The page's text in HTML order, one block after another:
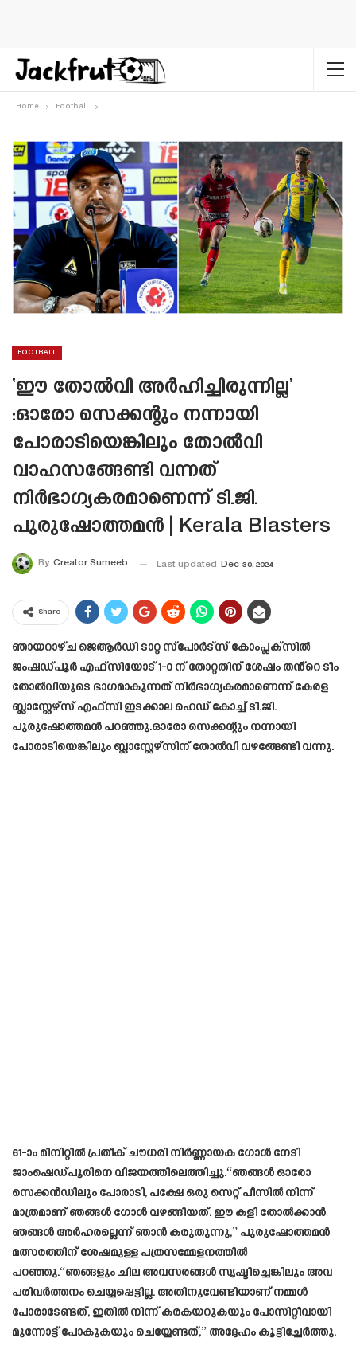
Home Football
FOOTBALL
‘ഈ തോൽവി അർഹിച്ചിരുന്നില്ല’
:ഓരോ സെക്കന്റും നന്നായി
പോരാടിയെങ്കിലും തോൽവി
വാഹസങ്ങേണ്ടി വന്നത്
നിർഭാഗ്യകരമാണെന്ന് ടി.ജി.
പുരുഷോത്തമൻ | Kerala Blasters
By Creator Sumeeb Last updated Dec 30, 2024
Share
ഞായറാഴ്ച ജെആർഡി ടാറ്റ സ്‌പോർട്‌സ് കോംപ്ലക്‌സിൽ
ജംഷഡ്പൂർ എഫ്‌സിയോട് 1-0 ന് തോറ്റതിന് ശേഷം തൻ്റെ ടീം
തോൽവിയുടെ ഭാഗമാകുന്നത് നിർഭാഗ്യകരമാണെന്ന് കേരള
ബ്ലാസ്റ്റേഴ്‌സ് എഫ്‌സി ഇടക്കാല ഹെഡ് കോച്ച് ടി.ജി.
പുരുഷോത്തമൻ പറഞ്ഞു.ഓരോ സെക്കന്റും നന്നായി
പോരാടിയെങ്കിലും ബ്ലാസ്റ്റേഴ്സിന് തോൽവി വഴങ്ങേണ്ടി വന്നു.
61-ാം മിനിറ്റിൽ പ്രതീക് ചൗധരി നിർണ്ണായക ഗോൾ നേടി
ജാംഷെഡ്പൂരിനെ വിജയത്തിലെത്തിച്ചു.“ഞങ്ങൾ ഓരോ
സെക്കൻഡിലും പോരാടി, പക്ഷേ ഒരു സെറ്റ് പീസിൽ നിന്ന്
മാത്രമാണ് ഞങ്ങൾ ഗോൾ വഴങ്ങിയത്. ഈ കളി തോൽക്കാൻ
ഞങ്ങൾ അർഹരല്ലെന്ന് ഞാൻ കരുതുന്നു,” പുരുഷോത്തമൻ
മത്സരത്തിന് ശേഷമുള്ള പത്രസമ്മേളനത്തിൽ
പറഞ്ഞു.“ഞങ്ങളും ചില അവസരങ്ങൾ സൃഷ്ടിച്ചെങ്കിലും അവ
പരിവർത്തനം ചെയ്യപ്പെട്ടില്ല. അതിനുവേണ്ടിയാണ് നമ്മൾ
പോരാടേണ്ടത്, ഇതിൽ നിന്ന് കരകയറുകയും പോസിറ്റീവായി
മുന്നോട്ട് പോകുകയും ചെയ്യേണ്ടത്,” അദ്ദേഹം കൂട്ടിച്ചേർത്തു.